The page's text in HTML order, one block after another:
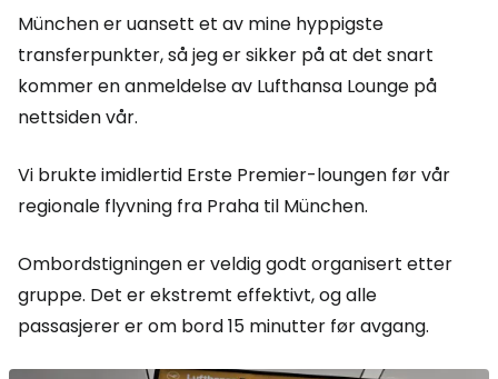
München er uansett et av mine hyppigste
transferpunkter, så jeg er sikker på at det snart
kommer en anmeldelse av Lufthansa Lounge på
nettsiden vår.
Vi brukte imidlertid Erste Premier-loungen før vår
regionale flyvning fra Praha til München.
Ombordstigningen er veldig godt organisert etter
gruppe. Det er ekstremt effektivt, og alle
passasjerer er om bord 15 minutter før avgang.